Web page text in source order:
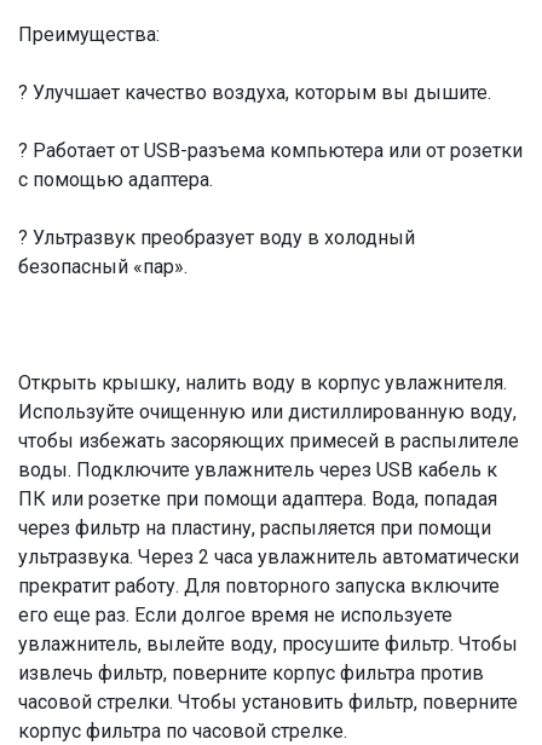
Преимущества:
? Улучшает качество воздуха, которым вы дышите.
? Работает от USB-разъема компьютера или от розетки
с помощью адаптера.
? Ультразвук преобразует воду в холодный
безопасный «пар».
Открыть крышку, налить воду в корпус увлажнителя.
Используйте очищенную или дистиллированную воду,
чтобы избежать засоряющих примесей в распылителе
воды. Подключите увлажнитель через USB кабель к
ПК или розетке при помощи адаптера. Вода, попадая
через фильтр на пластину, распыляется при помощи
ультразвука. Через 2 часа увлажнитель автоматически
прекратит работу. Для повторного запуска включите
его еще раз. Если долгое время не используете
увлажнитель, вылейте воду, просушите фильтр. Чтобы
извлечь фильтр, поверните корпус фильтра против
часовой стрелки. Чтобы установить фильтр, поверните
корпус фильтра по часовой стрелке.